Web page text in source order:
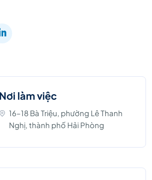
Nơi làm việc
16–18 Bà Triệu, phường Lê Thanh
Nghị, thành phố Hải Phòng